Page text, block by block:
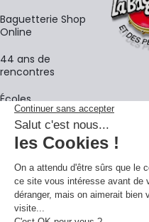
Baguetterie Shop
Online
44 ans de
rencontres
Écoles
La newsletter
Adresse e-mail
En vous inscrivant à notre
confidentialité.
Retrouvons-nous sur